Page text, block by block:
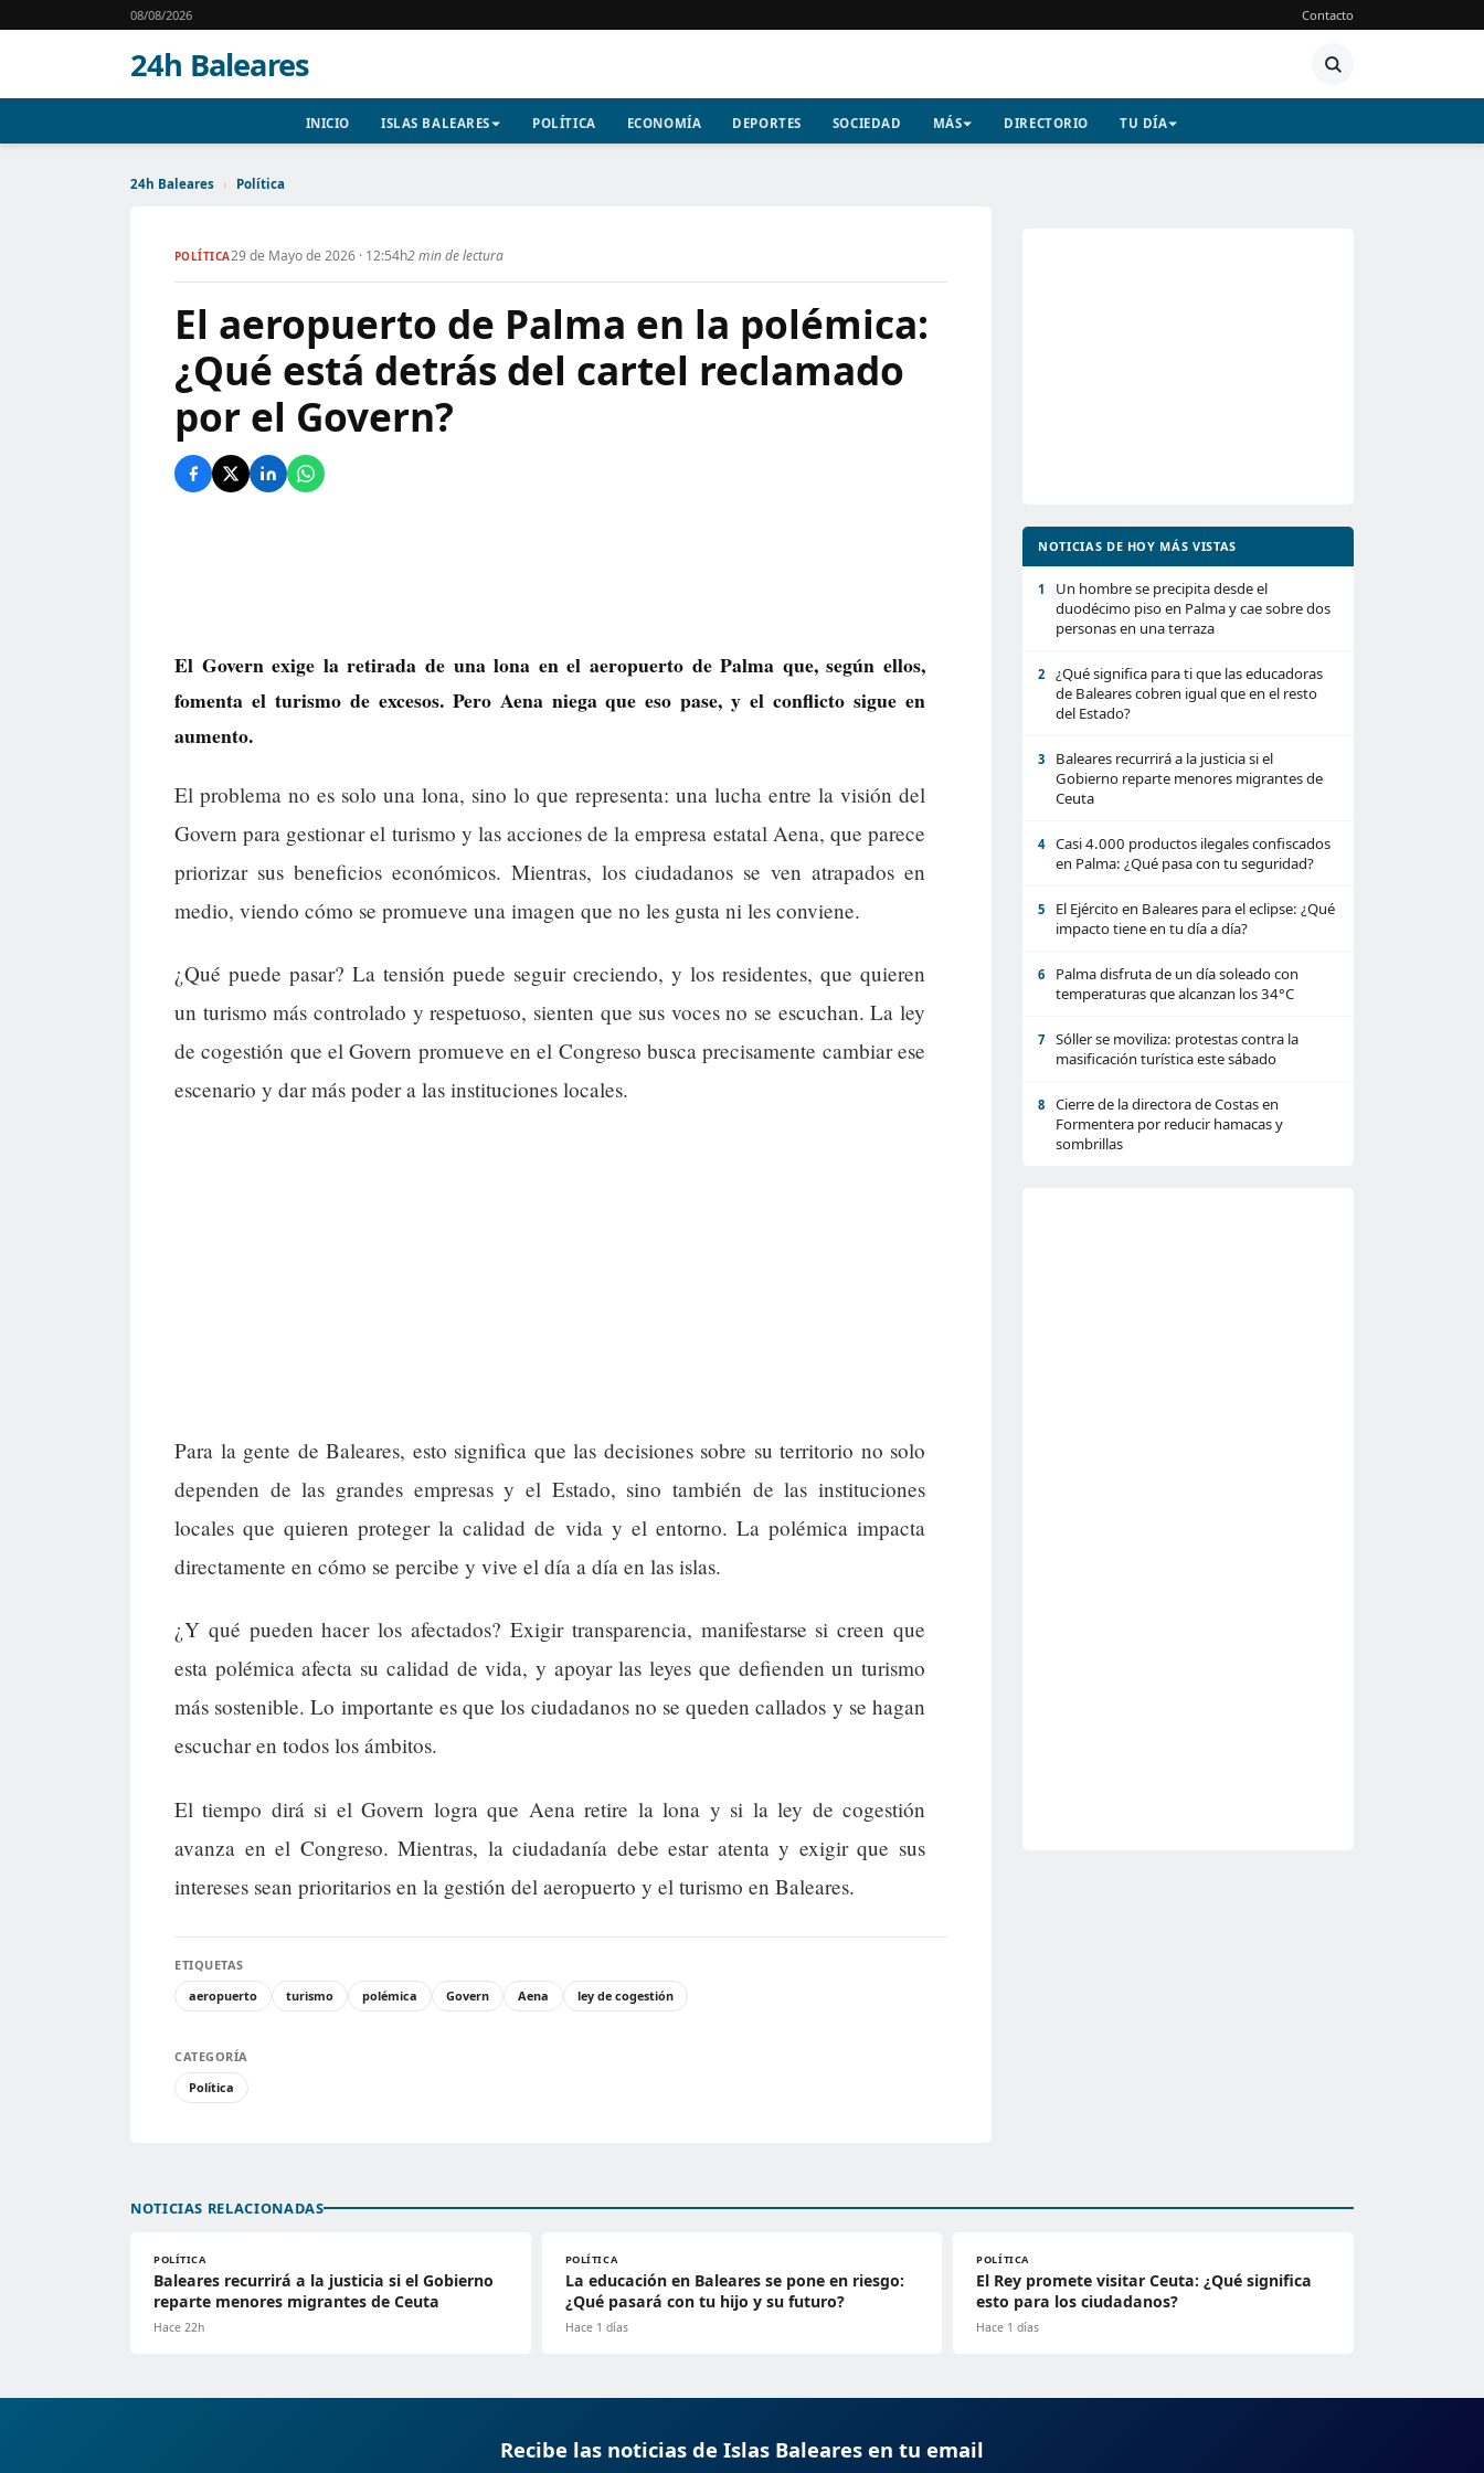
08/08/2026 Contacto
24h Baleares
INICIO ISLAS BALEARES POLÍTICA ECONOMÍA DEPORTES SOCIEDAD MÁS DIRECTORIO TU DÍA
24h Baleares › Política
POLÍTICA29 de Mayo de 2026 · 12:54h2 min de lectura
El aeropuerto de Palma en la polémica:
¿Qué está detrás del cartel reclamado
por el Govern?
El Govern exige la retirada de una lona en el aeropuerto de Palma que, según ellos,
fomenta el turismo de excesos. Pero Aena niega que eso pase, y el conflicto sigue en
aumento.
El problema no es solo una lona, sino lo que representa: una lucha entre la visión del
Govern para gestionar el turismo y las acciones de la empresa estatal Aena, que parece
priorizar sus beneficios económicos. Mientras, los ciudadanos se ven atrapados en
medio, viendo cómo se promueve una imagen que no les gusta ni les conviene.
¿Qué puede pasar? La tensión puede seguir creciendo, y los residentes, que quieren
un turismo más controlado y respetuoso, sienten que sus voces no se escuchan. La ley
de cogestión que el Govern promueve en el Congreso busca precisamente cambiar ese
escenario y dar más poder a las instituciones locales.
Para la gente de Baleares, esto significa que las decisiones sobre su territorio no solo
dependen de las grandes empresas y el Estado, sino también de las instituciones
locales que quieren proteger la calidad de vida y el entorno. La polémica impacta
directamente en cómo se percibe y vive el día a día en las islas.
¿Y qué pueden hacer los afectados? Exigir transparencia, manifestarse si creen que
esta polémica afecta su calidad de vida, y apoyar las leyes que defienden un turismo
más sostenible. Lo importante es que los ciudadanos no se queden callados y se hagan
escuchar en todos los ámbitos.
El tiempo dirá si el Govern logra que Aena retire la lona y si la ley de cogestión
avanza en el Congreso. Mientras, la ciudadanía debe estar atenta y exigir que sus
intereses sean prioritarios en la gestión del aeropuerto y el turismo en Baleares.
ETIQUETAS
aeropuerto
turismo polémica Govern Aena ley de cogestión
CATEGORÍA
Política
NOTICIAS DE HOY MÁS VISTAS
1
Un hombre se precipita desde el
duodécimo piso en Palma y cae sobre dos
personas en una terraza
2
¿Qué significa para ti que las educadoras
de Baleares cobren igual que en el resto
del Estado?
3
Baleares recurrirá a la justicia si el
Gobierno reparte menores migrantes de
Ceuta
4
Casi 4.000 productos ilegales confiscados
en Palma: ¿Qué pasa con tu seguridad?
5
El Ejército en Baleares para el eclipse: ¿Qué
impacto tiene en tu día a día?
6
Palma disfruta de un día soleado con
temperaturas que alcanzan los 34°C
7
Sóller se moviliza: protestas contra la
masificación turística este sábado
8
Cierre de la directora de Costas en
Formentera por reducir hamacas y
sombrillas
NOTICIAS RELACIONADAS
POLÍTICA
Baleares recurrirá a la justicia si el Gobierno
reparte menores migrantes de Ceuta
Hace 22h
POLÍTICA
La educación en Baleares se pone en riesgo:
¿Qué pasará con tu hijo y su futuro?
Hace 1 días
POLÍTICA
El Rey promete visitar Ceuta: ¿Qué significa
esto para los ciudadanos?
Hace 1 días
Recibe las noticias de Islas Baleares en tu email